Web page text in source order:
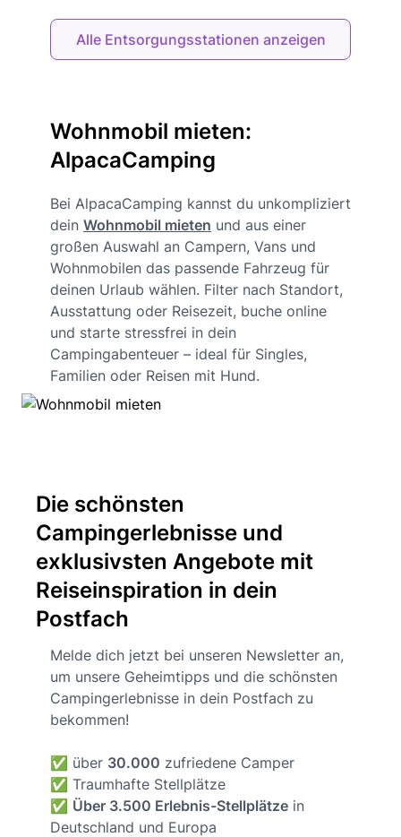
Alle Entsorgungsstationen anzeigen
Wohnmobil mieten:
AlpacaCamping
Bei AlpacaCamping kannst du unkompliziert
dein Wohnmobil mieten und aus einer
großen Auswahl an Campern, Vans und
Wohnmobilen das passende Fahrzeug für
deinen Urlaub wählen. Filter nach Standort,
Ausstattung oder Reisezeit, buche online
und starte stressfrei in dein
Campingabenteuer – ideal für Singles,
Familien oder Reisen mit Hund.
Die schönsten
Campingerlebnisse und
exklusivsten Angebote mit
Reiseinspiration in dein
Postfach
Melde dich jetzt bei unseren Newsletter an,
um unsere Geheimtipps und die schönsten
Campingerlebnisse in dein Postfach zu
bekommen!
✅ über 30.000 zufriedene Camper
✅ Traumhafte Stellplätze
✅ Über 3.500 Erlebnis-Stellplätze in
Deutschland und Europa